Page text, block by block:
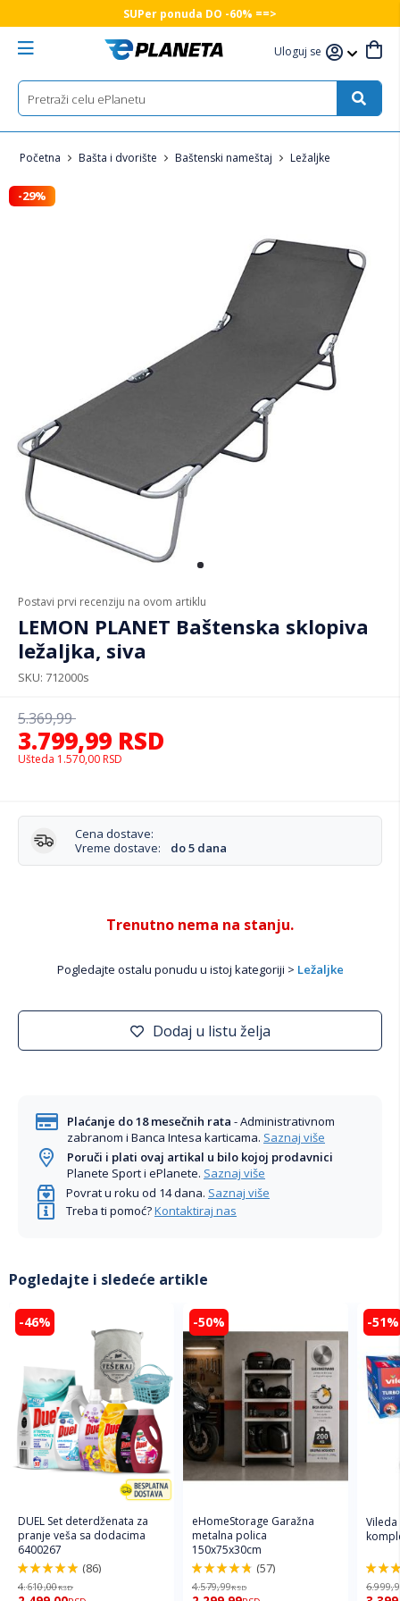
SUPer ponuda DO -60% ==>
Uloguj se
Početna Bašta i dvorište Baštenski nameštaj Ležaljke
Postavi prvi recenziju na ovom artiklu
LEMON PLANET Baštenska sklopiva
ležaljka, siva
SKU 712000s
3.799,99 RSD
5.369,99
Ušteda 1.570,00 RSD
Cena dostave:
Vreme dostave:
do 5 dana
Trenutno nema na stanju.
Pogledajte ostalu ponudu u istoj kategoriji > Ležaljke
Dodaj u listu želja
Plaćanje do 18 mesečnih rata - Administrativnom
zabranom i Banca Intesa karticama. Saznaj više
Poruči i plati ovaj artikal u bilo kojoj prodavnici
Planete Sport i ePlanete. Saznaj više
Povrat u roku od 14 dana. Saznaj više
Treba ti pomoć?Kontaktiraj nas
-29%
Pogledajte i sledeće artikle
-46%
DUEL Set deterdženata za
pranje veša sa dodacima
6400267
98%
(86)
4.610,00RSD
-50%
eHomeStorage Garažna
metalna polica
150x75x30cm
96%
(57)
4.579,99RSD
-51%
92%